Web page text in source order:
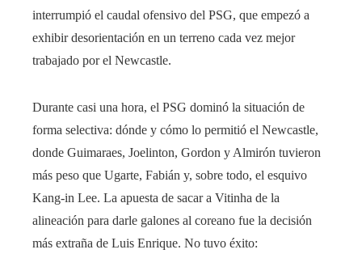
interrumpió el caudal ofensivo del PSG, que empezó a
exhibir desorientación en un terreno cada vez mejor
trabajado por el Newcastle.
Durante casi una hora, el PSG dominó la situación de
forma selectiva: dónde y cómo lo permitió el Newcastle,
donde Guimaraes, Joelinton, Gordon y Almirón tuvieron
más peso que Ugarte, Fabián y, sobre todo, el esquivo
Kang-in Lee. La apuesta de sacar a Vitinha de la
alineación para darle galones al coreano fue la decisión
más extraña de Luis Enrique. No tuvo éxito: